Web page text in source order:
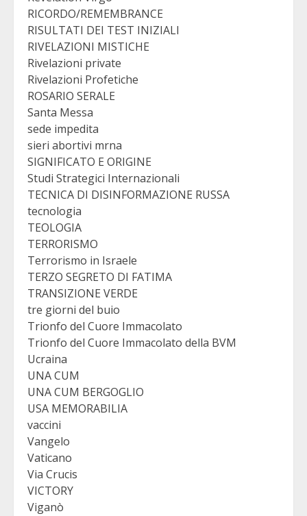
RICORDO/REMEMBRANCE
RISULTATI DEI TEST INIZIALI
RIVELAZIONI MISTICHE
Rivelazioni private
Rivelazioni Profetiche
ROSARIO SERALE
Santa Messa
sede impedita
sieri abortivi mrna
SIGNIFICATO E ORIGINE
Studi Strategici Internazionali
TECNICA DI DISINFORMAZIONE RUSSA
tecnologia
TEOLOGIA
TERRORISMO
Terrorismo in Israele
TERZO SEGRETO DI FATIMA
TRANSIZIONE VERDE
tre giorni del buio
Trionfo del Cuore Immacolato
Trionfo del Cuore Immacolato della BVM
Ucraina
UNA CUM
UNA CUM BERGOGLIO
USA MEMORABILIA
vaccini
Vangelo
Vaticano
Via Crucis
VICTORY
Viganò